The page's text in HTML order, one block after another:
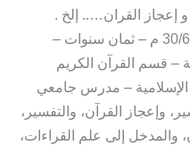
إعجاز القران….. إلخ .
من 1/10/1996 إلى 30/6/2003 م – ثمان سنوات –
– قسم القرآن الكريم
– مدرس جامعي
وإعجاز القرآن، والتفسير،
والمدخل إلى علم القراءات،